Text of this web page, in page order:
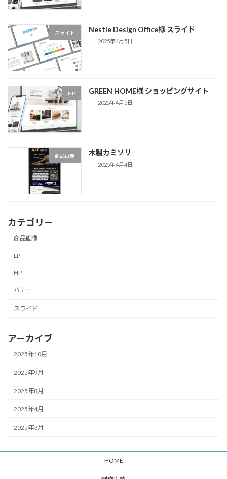
スライド Nestle Design Office様 スライド
2025年4月5日
HP GREEN HOME様 ショッピングサイト
2025年4月5日
商品画像 木製カミソリ
2025年4月4日
カテゴリー
商品画像
LP
HP
バナー
スライド
アーカイブ
2025年10月
2025年9月
2025年8月
2025年4月
2025年3月
HOME